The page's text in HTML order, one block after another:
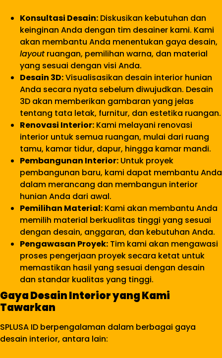
Konsultasi Desain: Diskusikan kebutuhan dan
keinginan Anda dengan tim desainer kami. Kami
akan membantu Anda menentukan gaya desain,
layoutruangan, pemilihan warna, dan material
yang sesuai dengan visi Anda.
Desain 3D:Visualisasikan desain interior hunian
Anda secara nyata sebelum diwujudkan. Desain
3D akan memberikan gambaran yang jelas
tentang tata letak, furnitur, dan estetika ruangan.
Renovasi Interior: Kami melayani renovasi
interior untuk semua ruangan, mulai dari ruang
tamu, kamar tidur, dapur, hingga kamar mandi.
Pembangunan Interior: Untuk proyek
pembangunan baru, kami dapat membantu Anda
dalam merancang dan membangun interior
hunian Anda dari awal.
Pemilihan Material: Kami akan membantu Anda
memilih material berkualitas tinggi yang sesuai
dengan desain, anggaran, dan kebutuhan Anda.
Pengawasan Proyek: Tim kami akan mengawasi
proses pengerjaan proyek secara ketat untuk
memastikan hasil yang sesuai dengan desain
dan standar kualitas yang tinggi.
Gaya Desain Interior yang Kami
Tawarkan
SPLUSA ID berpengalaman dalam berbagai gaya
desain interior, antara lain: